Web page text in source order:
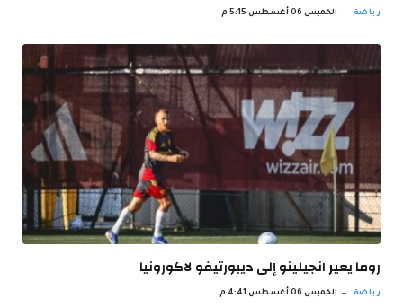
رياضة الخميس 06 أغسطس 5:15 م
روما يعير انجيلينو إلى ديبورتيفو لاكورونيا
رياضة الخميس 06 أغسطس 4:41 م